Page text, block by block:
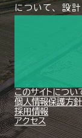
について、
設計
このサイトについ
個人情報保護方針
採用情報
アクセス